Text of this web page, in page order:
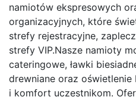
namiotów ekspresowych
organizacyjnych, które
strefy rejestracyjne,
strefy VIP.Nasze namioty
cateringowe, ławki
drewniane oraz
i komfort uczestnikom.